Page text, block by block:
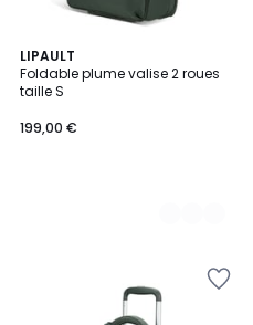
LIPAULT
Foldable plume valise 2 roues
taille S
199,00 €
2
Couleurs